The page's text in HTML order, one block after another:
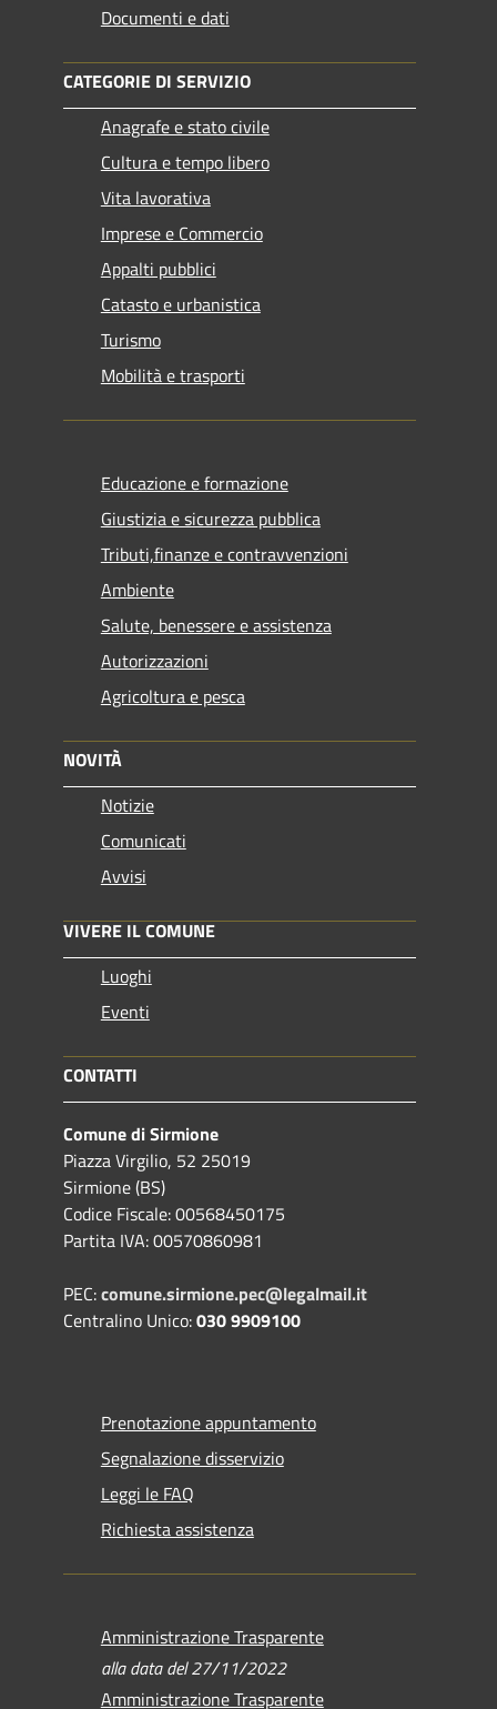
Documenti e dati
CATEGORIE DI SERVIZIO
Anagrafe e stato civile
Cultura e tempo libero
Vita lavorativa
Imprese e Commercio
Appalti pubblici
Catasto e urbanistica
Turismo
Mobilità e trasporti
Educazione e formazione
Giustizia e sicurezza pubblica
Tributi,finanze e contravvenzioni
Ambiente
Salute, benessere e assistenza
Autorizzazioni
Agricoltura e pesca
NOVITÀ
Notizie
Comunicati
Avvisi
VIVERE IL COMUNE
Luoghi
Eventi
CONTATTI
Comune di Sirmione
Piazza Virgilio, 52 25019
Sirmione (BS)
Codice Fiscale: 00568450175
Partita IVA: 00570860981
PEC:comune.sirmione.pec@legalmail.it
Centralino Unico:030 9909100
Prenotazione appuntamento
Segnalazione disservizio
Leggi le FAQ
Richiesta assistenza
Amministrazione Trasparente
alla data del 27/11/2022
Amministrazione Trasparente